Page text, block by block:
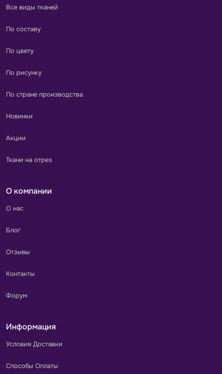
Все виды тканей
По составу
По цвету
По рисунку
По стране производства
Новинки
Акции
Ткани на отрез
О компании
О нас
Блог
Отзывы
Контакты
Форум
Информация
Условия Доставки
Способы Оплаты